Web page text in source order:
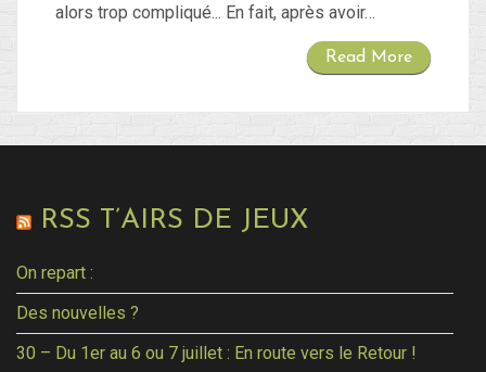
alors trop compliqué... En fait, après avoir…
Read More
RSS T’AIRS DE JEUX
On repart :
Des nouvelles ?
30 – Du 1er au 6 ou 7 juillet : En route vers le Retour !